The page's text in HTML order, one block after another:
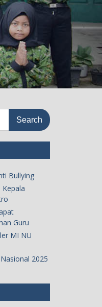
Bullying
Kepala
Guru
MI NU
2025